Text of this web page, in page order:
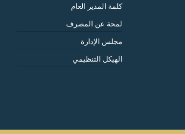
كلمة المدير العام
لمحة عن المصرف
مجلس الإدارة
الهيكل التنظيمي